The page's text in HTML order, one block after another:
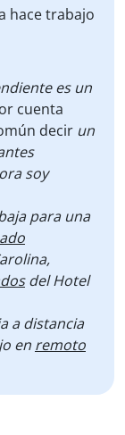
hace trabajo
es un
cuenta
decir un
soy
para una
del Hotel
a distancia
en remoto